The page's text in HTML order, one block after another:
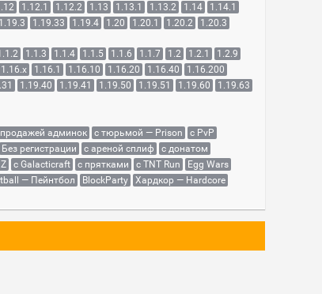
1.12.1 1.12.2 1.13 1.13.1 1.13.2 1.14
1.14.1
1.19.3 1.19.33 1.19.4 1.20 1.20.1 1.20.2
1.20.3
1.1.3 1.1.4 1.1.5 1.1.6 1.1.7 1.2 1.2.1
1.2.9
1.16.x 1.16.1 1.16.10 1.16.20 1.16.40
1.16.200
1.19.40 1.19.41 1.19.50 1.19.51 1.19.60
1.19.63
админок с тюрьмой — Prison
с PvP
Без регистрации с ареной сплиф
с донатом
с Galacticraft с прятками с TNT Run
Egg Wars
— Пейнтбол BlockParty
Хардкор — Hardcore